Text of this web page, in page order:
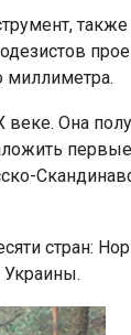
миллиметра.
Она
стран: